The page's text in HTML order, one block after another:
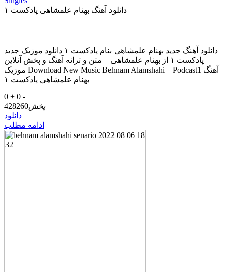
دانلود آهنگ بهنام علمشاهی پادکست ۱
دانلود آهنگ جدید بهنام علمشاهی بنام پادکست ۱ دانلود موزیک جدید
پادکست ۱ از بهنام علمشاهی + متن و ترانه آهنگ و پخش آنلاین
موزیک Download New Music Behnam Alamshahi – Podcast1 آهنگ
بهنام علمشاهی پادکست ۱
0 + 0 -
پخش428260
دانلود
ادامه مطلب